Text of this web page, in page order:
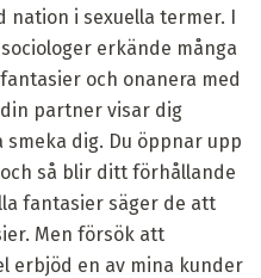
nation i sexuella termer. I
erkände många
och onanera med
partner visar dig
dig. Du öppnar upp
så blir ditt förhållande
fantasier säger de att
Men försök att
erbjöd en av mina kunder